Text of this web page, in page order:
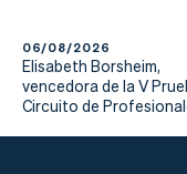
06/08/2026
Elisabeth Borsheim,
vencedora de la V
Circuito de